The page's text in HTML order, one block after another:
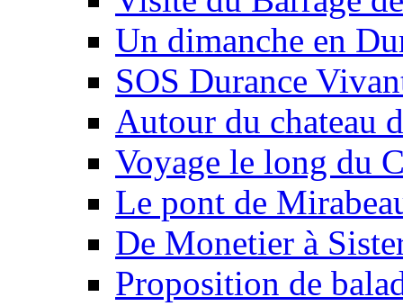
Un dimanche en
SOS Durance
Autour du chateau
Voyage le long du
Le pont de
De Monetier à
Proposition de